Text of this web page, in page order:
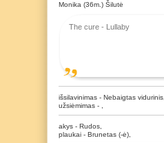
Monika (36m.) Šilutė
The cure - Lullaby
išsilavinimas - Nebaigtas vidurinis,
užsiėmimas - ,
akys - Rudos,
plaukai - Brunetas (-ė),